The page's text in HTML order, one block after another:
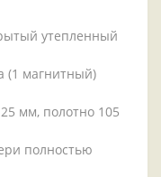
утепленный
(1 магнитный)
мм, полотно 105
полностью